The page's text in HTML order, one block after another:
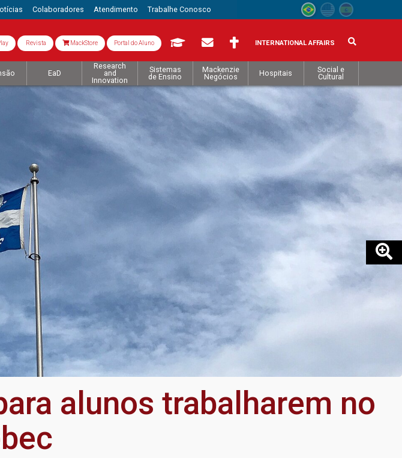
Colaboradores Atendimento Trabalhe Conosco
Revista MackStore Portal do Aluno INTERNATIONAL AFFAIRS
EaD
Research
and
Innovation
Sistemas
de Ensino
Mackenzie
Negócios
Hospitais
Social e
Cultural
alunos trabalharem no